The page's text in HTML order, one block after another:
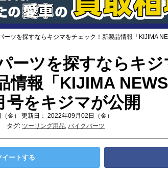
ーツを探すならキジマをチェック！新製品情報「KIJIMA
ーツを探すならキジ
情報「KIJIMA NEWS
号をキジマが公開
金） 更新日： 2022年09月02日（金）
タグ: ツーリング用品, バイクバーツ
イートする